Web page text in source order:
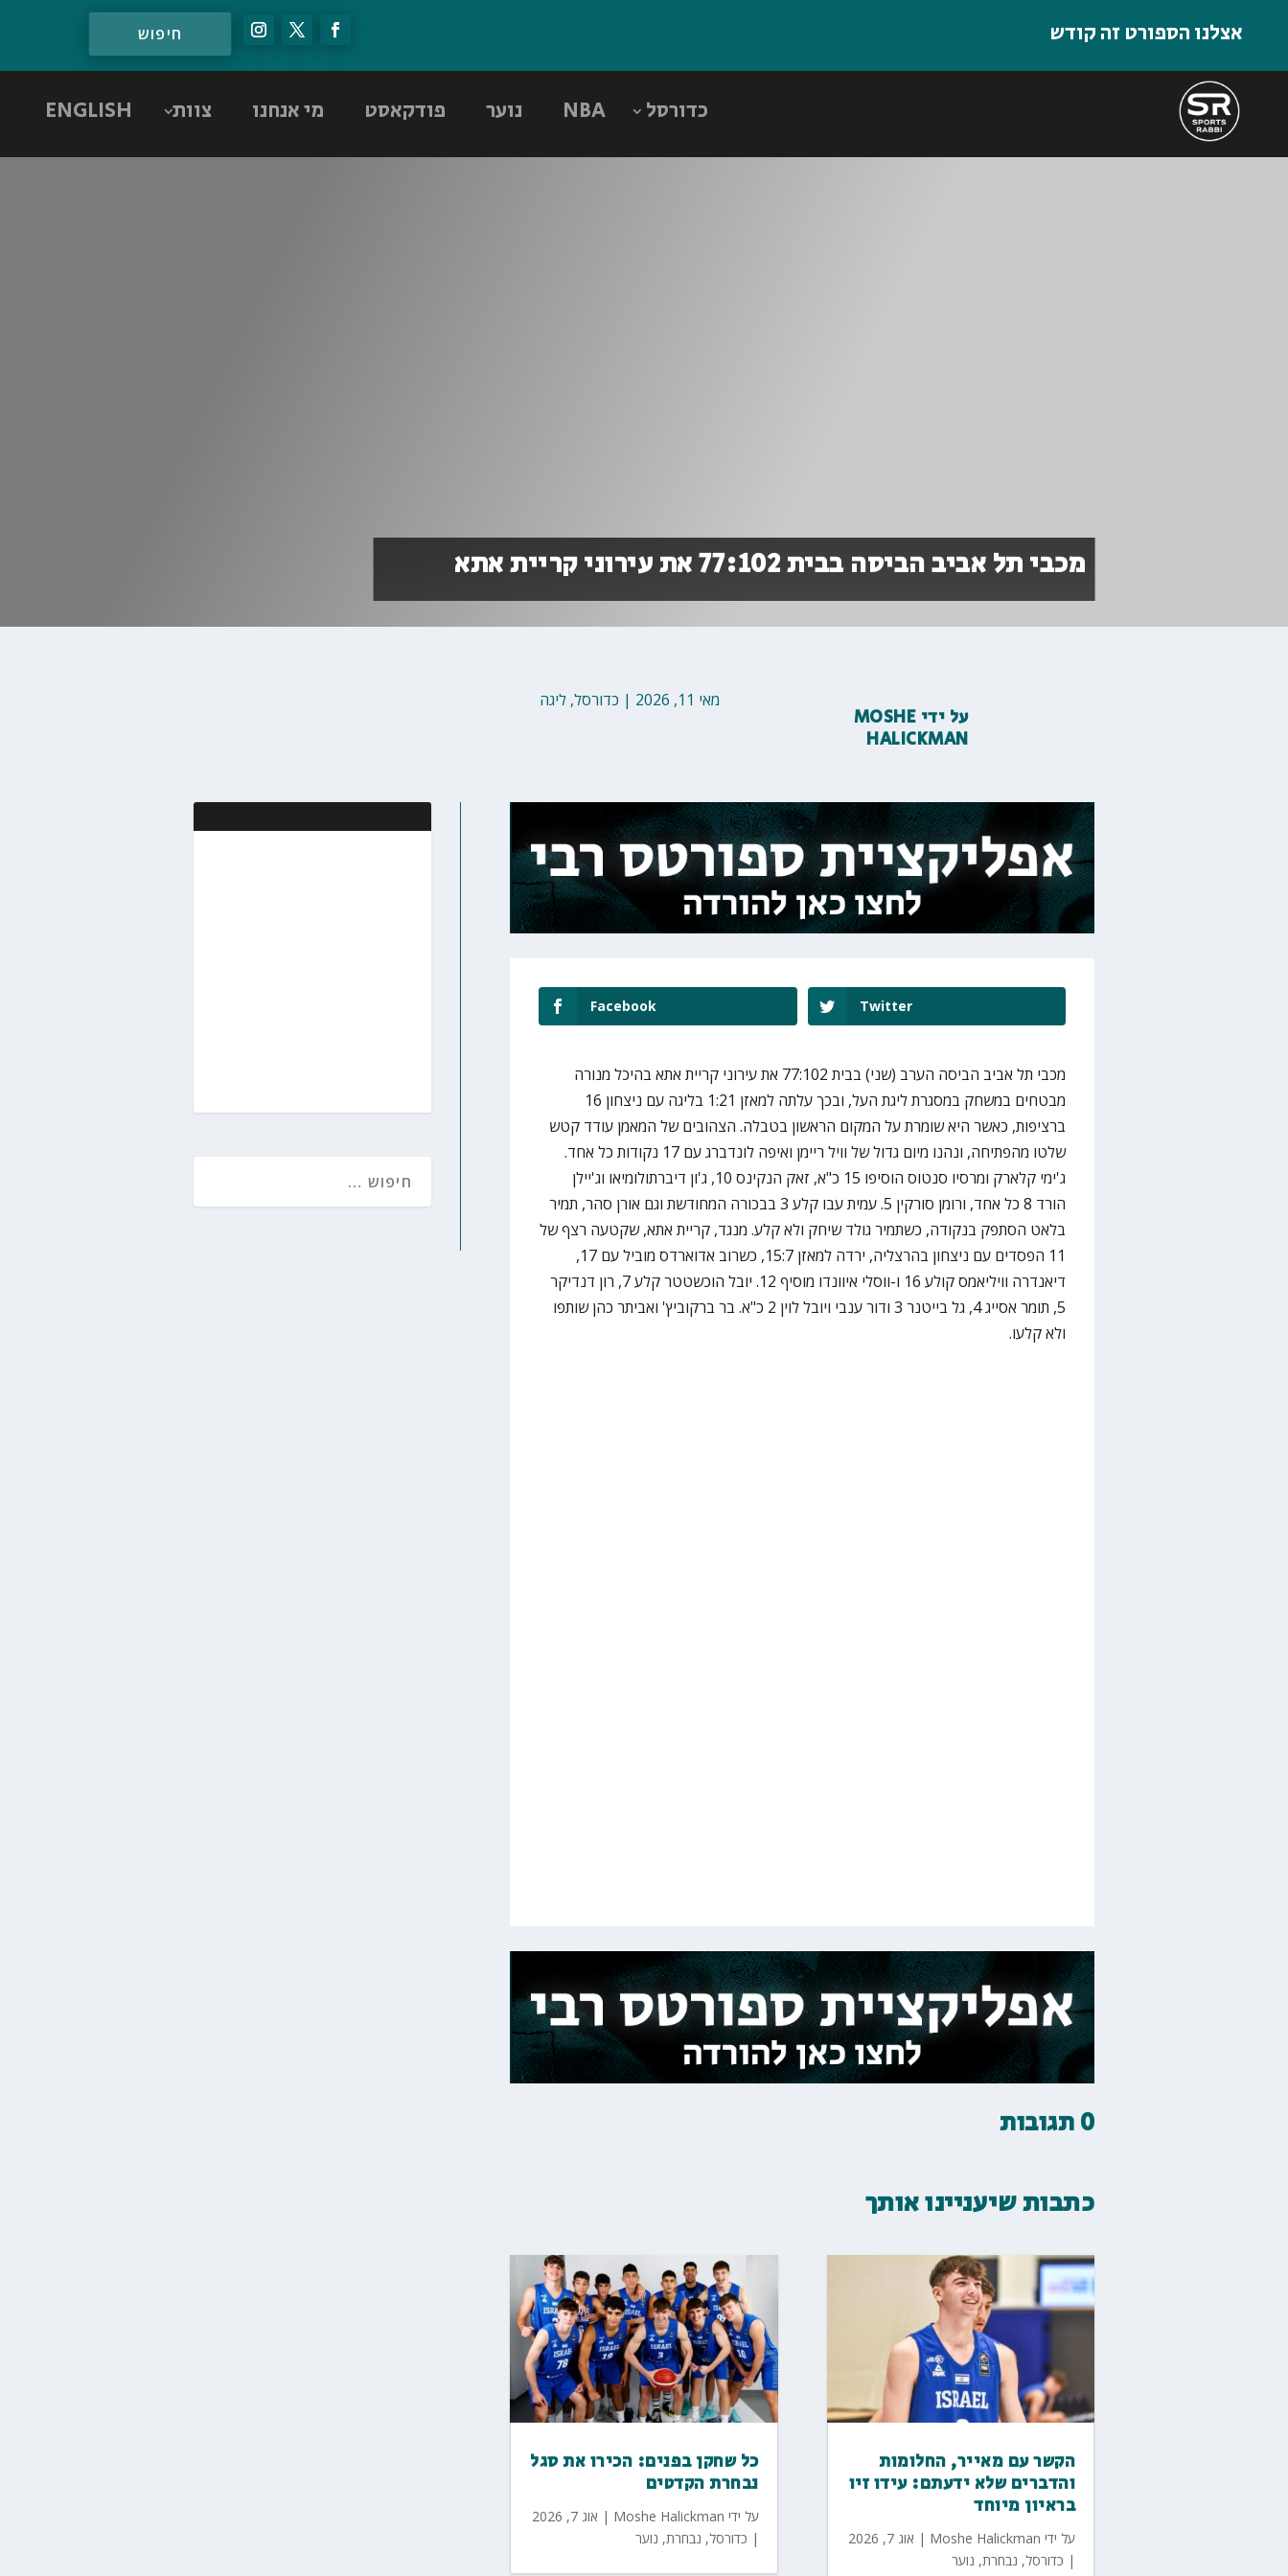
אצלנו הספורט זה קודש
כדורסל NBA נוער פודקאסט מי אנחנו צוות ENGLISH
מכבי תל אביב הביסה בבית 77:102 את עירוני קריית אתא
מאי 11, 2026 | כדורסל,ליגה
על ידי MOSHE
HALICKMAN
Facebook Twitter
מכבי תל אביב הביסה הערב (שני) בבית 77:102 את עירוני קריית אתא בהיכל מנורה
מבטחים במשחק במסגרת ליגת העל, ובכך עלתה למאזן 1:21 בליגה עם ניצחון 16
ברציפות, כאשר היא שומרת על המקום הראשון בטבלה. הצהובים של המאמן עודד קטש
שלטו מהפתיחה, ונהנו מיום גדול של וויל ריימן ואיפה לונדברג עם 17 נקודות כל אחד.
ג'ימי קלארק ומרסיו סנטוס הוסיפו 15 כ"א, זאק הנקינס 10, ג'ון דיברתולומיאו וג'יילן
הורד 8 כל אחד, ורומן סורקין 5. עמית עבו קלע 3 בבכורה המחודשת וגם אורן סהר, תמיר
בלאט הסתפק בנקודה, כשתמיר גולד שיחק ולא קלע. מנגד, קריית אתא, שקטעה רצף של
11 הפסדים עם ניצחון בהרצליה, ירדה למאזן 15:7, כשרוב אדוארדס מוביל עם 17,
דיאנדרה וויליאמס קולע 16 ו-ווסלי איוונדו מוסיף 12. יובל הוכשטטר קלע 7, רון דנדיקר
5, תומר אסייג 4, גל בייטנר 3 ודור ענבי ויובל לוין 2 כ"א. בר ברקוביץ' ואביתר כהן שותפו
ולא קלעו.
0 תגובות
כתבות שיעניינו אותך
כל שחקן בפנים: הכירו את סגל
נבחרת הקדטים
על ידי Moshe Halickman
| אוג 7, 2026
| כדורסל, נבחרת, נוער
הקשר עם מאייר, החלומות
והדברים שלא ידעתם: עידו זיו
בראיון מיוחד
על ידי Moshe Halickman
| אוג 7, 2026
| כדורסל, נבחרת, נוער